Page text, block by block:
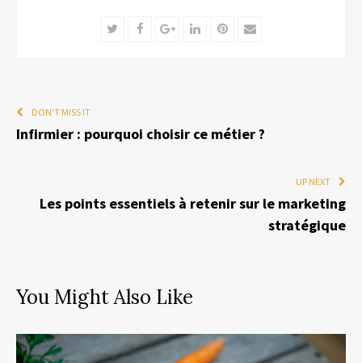
TwitterFacebookGoogle+LinkedInPinterest
Email
DON'T MISS IT
Infirmier : pourquoi choisir ce métier ?
UP NEXT
Les points essentiels à retenir sur le marketing
stratégique
You Might Also Like